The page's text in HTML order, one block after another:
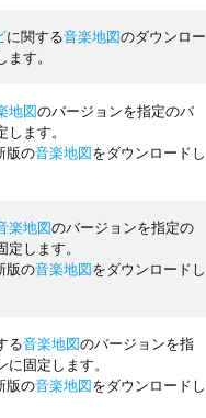
に関する音楽地図のダウンロー
ます。
地図のバージョンを指定のバ
ます。
版の音楽地図をダウンロードし
楽地図のバージョンを指定の
します。
版の音楽地図をダウンロードし
る音楽地図のバージョンを指
固定します。
版の音楽地図をダウンロードし